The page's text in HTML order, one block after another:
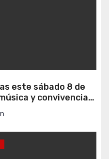
este sábado 8 de
y convivencia